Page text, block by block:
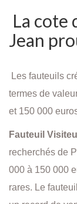
La cote
Jean
Les fauteuils
termes de
et 150 000
Fauteuil
recherchés de
000 à 150 000
rares. Le